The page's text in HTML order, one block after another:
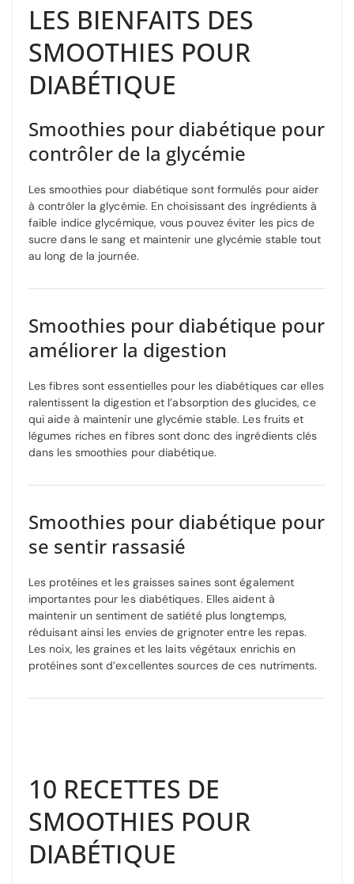
LES BIENFAITS DES
SMOOTHIES POUR
DIABÉTIQUE
Smoothies pour diabétique pour
contrôler de la glycémie
Les smoothies pour diabétique sont formulés pour aider
à contrôler la glycémie. En choisissant des ingrédients à
faible indice glycémique, vous pouvez éviter les pics de
sucre dans le sang et maintenir une glycémie stable tout
au long de la journée.
Smoothies pour diabétique pour
améliorer la digestion
Les fibres sont essentielles pour les diabétiques car elles
ralentissent la digestion et l’absorption des glucides, ce
qui aide à maintenir une glycémie stable. Les fruits et
légumes riches en fibres sont donc des ingrédients clés
dans les smoothies pour diabétique.
Smoothies pour diabétique pour
se sentir rassasié
Les protéines et les graisses saines sont également
importantes pour les diabétiques. Elles aident à
maintenir un sentiment de satiété plus longtemps,
réduisant ainsi les envies de grignoter entre les repas.
Les noix, les graines et les laits végétaux enrichis en
protéines sont d’excellentes sources de ces nutriments.
10 RECETTES DE
SMOOTHIES POUR
DIABÉTIQUE